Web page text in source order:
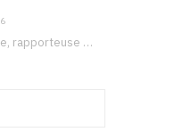
Francesca Albanese, rapporteuse spéciale de l’ONU sur les territoires palestiniens occupés, était à Tunis pour…